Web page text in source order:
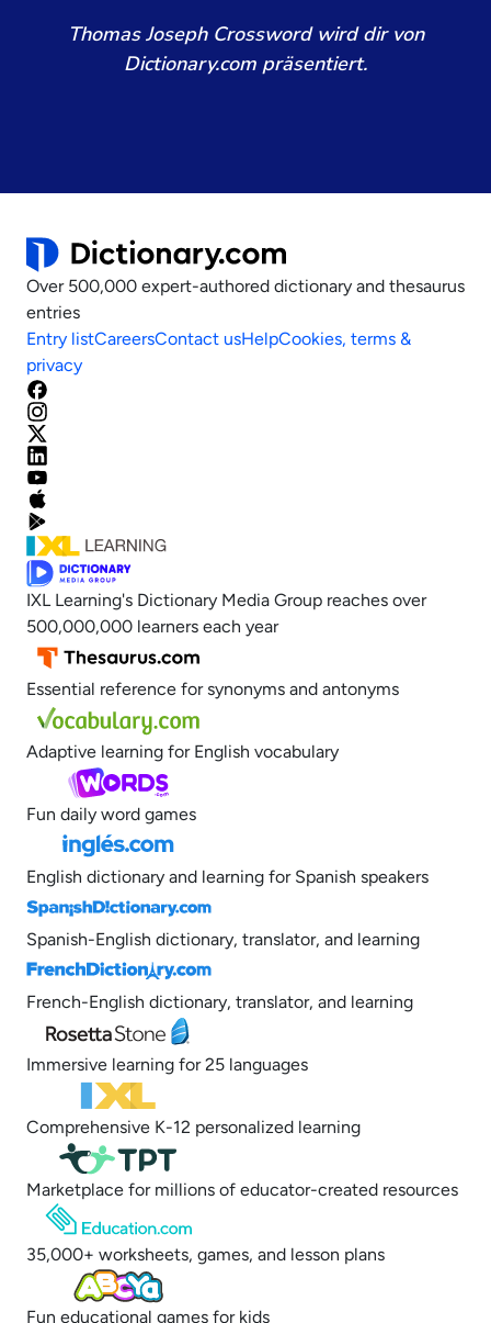
Thomas Joseph Crossword wird dir von
Dictionary.com präsentiert.
Over 500,000 expert-authored dictionary and thesaurus
entries
Entry listCareersContact usHelpCookies, terms &
privacy
IXL Learning's Dictionary Media Group reaches over
500,000,000 learners each year
Essential reference for synonyms and antonyms
Adaptive learning for English vocabulary
Fun daily word games
English dictionary and learning for Spanish speakers
Spanish-English dictionary, translator, and learning
French-English dictionary, translator, and learning
Immersive learning for 25 languages
Comprehensive K-12 personalized learning
Marketplace for millions of educator-created resources
35,000+ worksheets, games, and lesson plans
Fun educational games for kids